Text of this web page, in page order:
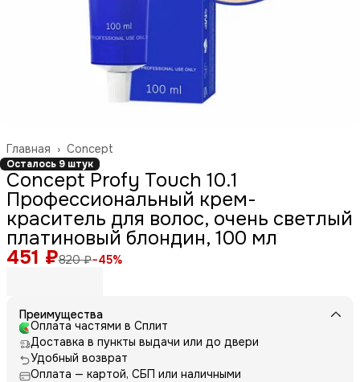
Concept
Главная ›
Осталось 9 штук
Concept Profy Touch 10.1
Профессиональный крем-
краситель для волос, очень светлый
платиновый блондин, 100 мл
451 ₽820 ₽−45%
Преимущества
Оплата частями в Сплит
Доставка в пункты выдачи или до двери
Удобный возврат
Оплата — картой, СБП или наличными